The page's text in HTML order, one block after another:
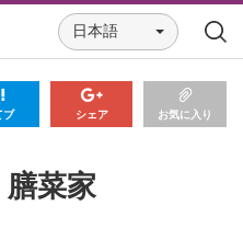
日本語
ブ シェア お気に入り
菜家